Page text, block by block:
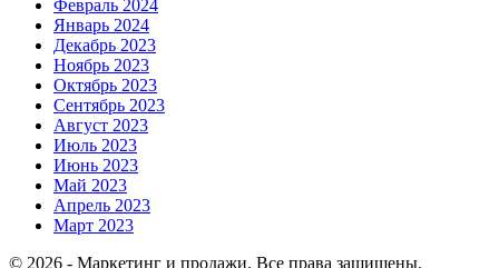
Февраль 2024
Январь 2024
Декабрь 2023
Ноябрь 2023
Октябрь 2023
Сентябрь 2023
Август 2023
Июль 2023
Июнь 2023
Май 2023
Апрель 2023
Март 2023
© 2026 - Маркетинг и продажи. Все права защищены.